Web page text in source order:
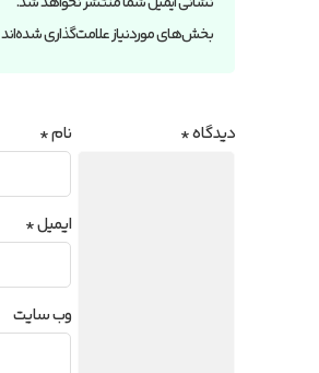
بخش‌های موردنیاز علامت‌گذاری شده‌اند
دیدگاه* نام*
ایمیل*
وب‌ سایت